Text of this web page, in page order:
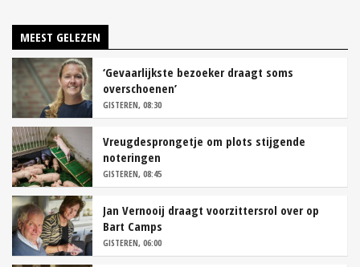
MEEST GELEZEN
‘Gevaarlijkste bezoeker draagt soms
overschoenen’
GISTEREN, 08:30
Vreugdesprongetje om plots stijgende
noteringen
GISTEREN, 08:45
Jan Vernooij draagt voorzittersrol over op
Bart Camps
GISTEREN, 06:00